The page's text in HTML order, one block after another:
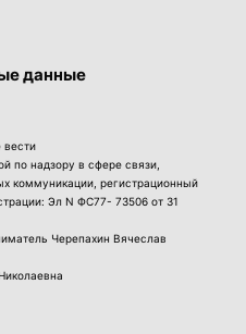
данные
вести
по надзору в сфере связи,
коммуникации, регистрационный
Эл N ФС77- 73506 от 31
Черепахин Вячеслав